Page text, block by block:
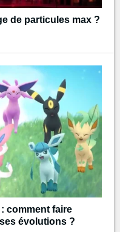
de particules max ?
comment faire
évolutions ?